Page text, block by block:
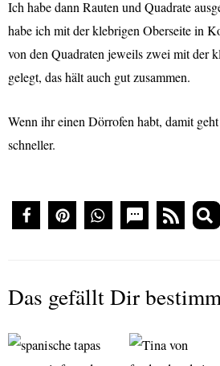
Ich habe dann Rauten und Quadrate
habe ich mit der klebrigen Oberseite in
von den Quadraten jeweils zwei mit der
gelegt, das hält auch gut zusammen.
Wenn ihr einen Dörrofen habt, damit geht
schneller.
Das gefällt Dir